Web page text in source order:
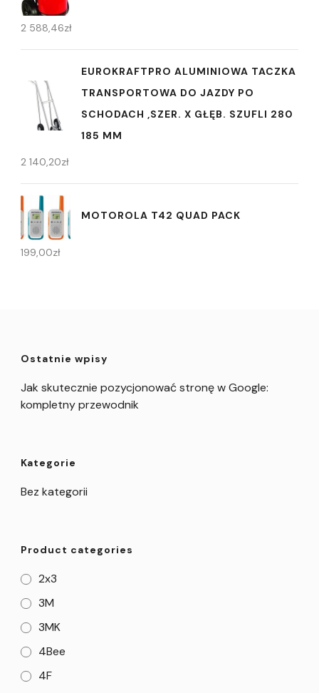
2 588,46zł
EUROKRAFTPRO ALUMINIOWA TACZKA
TRANSPORTOWA DO JAZDY PO
SCHODACH ,SZER. X GŁĘB. SZUFLI 280
185 MM
2 140,20zł
MOTOROLA T42 QUAD PACK
199,00zł
Ostatnie wpisy
Jak skutecznie pozycjonować stronę w Google:
kompletny przewodnik
Kategorie
Bez kategorii
Product categories
2x3
3M
3MK
4Bee
4F